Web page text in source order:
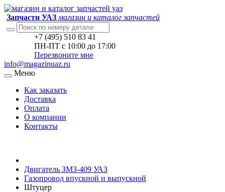
Запчасти УАЗ магазин и каталог запчастей
+7 (495) 510 83 41
ПН-ПТ с 10:00 до 17:00
Перезвоните мне
info@magazinuaz.ru
Меню
Как заказать
Доставка
Оплата
О компании
Контакты
Двигатель ЗМЗ-409 УАЗ
Газопровод впускной и выпускной
Штуцер